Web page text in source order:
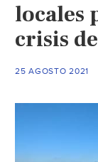
locales
crisis
25 AGOSTO 2021